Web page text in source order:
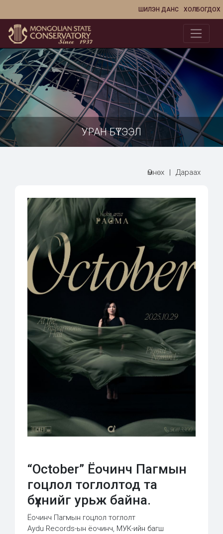
ХОЛБОГДОХ
ШИЛЭН ДАНС
УРАН БҮТЭЭЛ
Өмнөх | Дараах
“October” Ёочинч Пагмын
гоцлол тоглолтод та
бүхнийг урьж байна.
Ёочинч Пагмын гоцлол тоглолт
Aydu Records-ын ёочинч, МУК-ийн багш